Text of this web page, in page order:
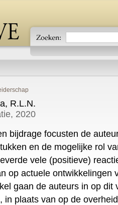
R.L.N.
2020
bijdrage focusten de
en de mogelijke rol
vele (positieve)
op actuele ontwikkelingen
gaan de auteurs in op dit
in plaats van op de